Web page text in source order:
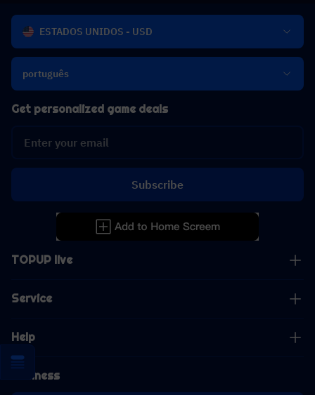
ESTADOS UNIDOS - USD
português
TOPUP live
Service
Help
Business
Get personalized game deals
Subscribe